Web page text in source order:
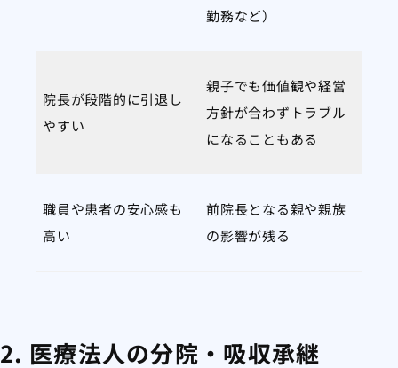
勤務など）
院長が段階的に引退し
やすい
親子でも価値観や経営
方針が合わずトラブル
になることもある
職員や患者の安心感も
高い
前院長となる親や親族
の影響が残る
2. 医療法人の分院・吸収承継